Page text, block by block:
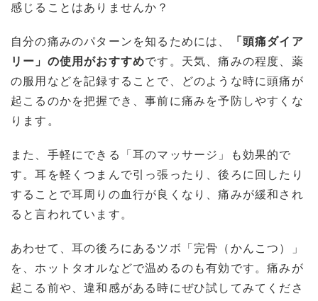
感じることはありませんか？
自分の痛みのパターンを知るためには、
「頭痛ダイア
リー」の使用がおすすめです。天気、痛みの程度、薬
の服用などを記録することで、どのような時に頭痛が
起こるのかを把握でき、事前に痛みを予防しやすくな
ります。
また、手軽にできる「耳のマッサージ」も効果的で
す。耳を軽くつまんで引っ張ったり、後ろに回したり
することで耳周りの血行が良くなり、痛みが緩和され
ると言われています。
あわせて、耳の後ろにあるツボ「完骨（かんこつ）」
を、ホットタオルなどで温めるのも有効です。痛みが
起こる前や、違和感がある時にぜひ試してみてくださ